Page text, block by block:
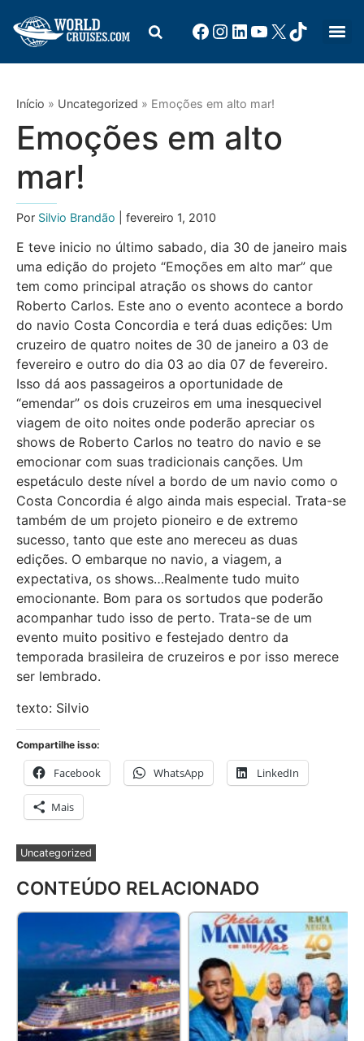
Início » Uncategorized » Emoções em alto mar!
Emoções em alto
mar!
Por Silvio Brandão | fevereiro 1, 2010
E teve inicio no último sabado, dia 30 de janeiro mais
uma edição do projeto “Emoções em alto mar” que
tem como principal atração os shows do cantor
Roberto Carlos. Este ano o evento acontece a bordo
do navio Costa Concordia e terá duas edições: Um
cruzeiro de quatro noites de 30 de janeiro a 03 de
fevereiro e outro do dia 03 ao dia 07 de fevereiro.
Isso dá aos passageiros a oportunidade de
“emendar” os dois cruzeiros em uma inesquecivel
viagem de oito noites onde poderão apreciar os
shows de Roberto Carlos no teatro do navio e se
emocionar com suas tradicionais canções. Um
espetáculo deste nível a bordo de um navio como o
Costa Concordia é algo ainda mais especial. Trata-se
também de um projeto pioneiro e de extremo
sucesso, tanto que este ano mereceu as duas
edições. O embarque no navio, a viagem, a
expectativa, os shows…Realmente tudo muito
emocionante. Bom para os sortudos que poderão
acompanhar tudo isso de perto. Trata-se de um
evento muito positivo e festejado dentro da
temporada brasileira de cruzeiros e por isso merece
ser lembrado.
texto: Silvio
Compartilhe isso:
Facebook WhatsApp LinkedIn
Mais
Uncategorized
CONTEÚDO RELACIONADO